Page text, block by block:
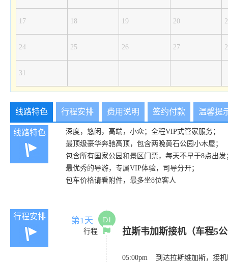
17 18 19 20
24 25 26 27
31
线路特色 行程安排 费用说明 签约付款 温馨提
线路特色
深度，悠闲，高端，小众；全程VIP式管家服务；
最顶级豪华奔驰高顶，包含两晚黄石公园小木屋；
包含所有国家公园和景区门票，每天不早于8点出发
最优秀的导游，专属VIP体验，司导分开；
包车价格请看附件，最多坐8位客人
行程安排 第1天
D1
行程
拉斯韦加斯接机（车程5
05:00pm 到达拉斯维加斯，接机